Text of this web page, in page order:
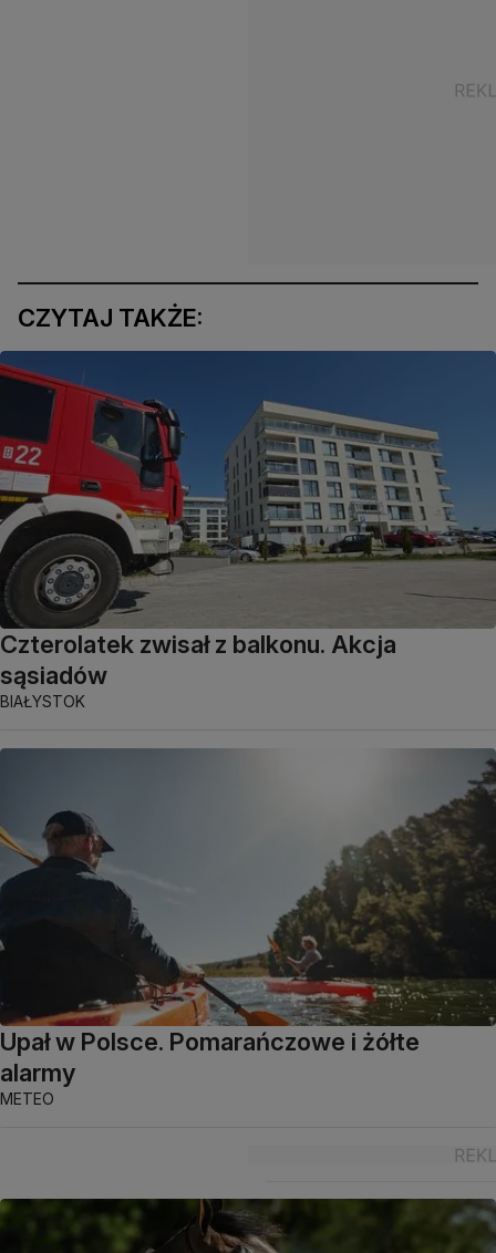
CZYTAJ TAKŻE:
Czterolatek zwisał z balkonu. Akcja
sąsiadów
BIAŁYSTOK
Upał w Polsce. Pomarańczowe i żółte
alarmy
METEO